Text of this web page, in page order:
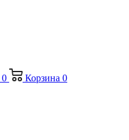
0 Корзина 0